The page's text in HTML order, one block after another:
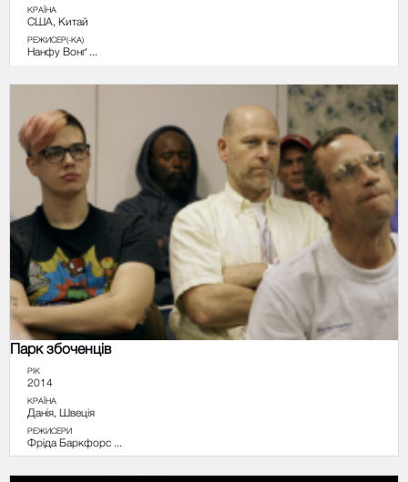
КРАЇНА
США, Китай
РЕЖИСЕР(-КА)
Нанфу Вонґ ...
Парк збоченців
РІК
2014
КРАЇНА
Данія, Швеція
РЕЖИСЕРИ
Фріда Баркфорс ...